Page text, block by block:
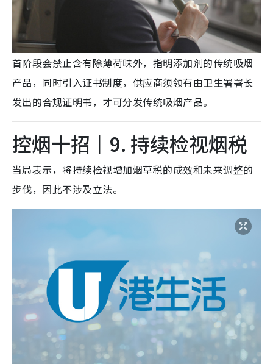
首阶段会禁止含有除薄荷味外，指明添加剂的传统吸烟
产品，同时引入证书制度，供应商须领有由卫生署署长
发出的合规证明书，才可分发传统吸烟产品。
控烟十招｜9. 持续检视烟税
当局表示，将持续检视增加烟草税的成效和未来调整的
步伐，因此不涉及立法。